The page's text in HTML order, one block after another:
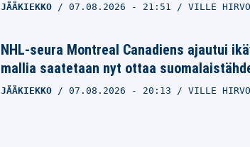
JÄÄKIEKKO 07.08.2026 - 21:51 VILLE
NHL-seura Montreal Canadiens ajautui
mallia saatetaan nyt ottaa
JÄÄKIEKKO 07.08.2026 - 20:13 VILLE